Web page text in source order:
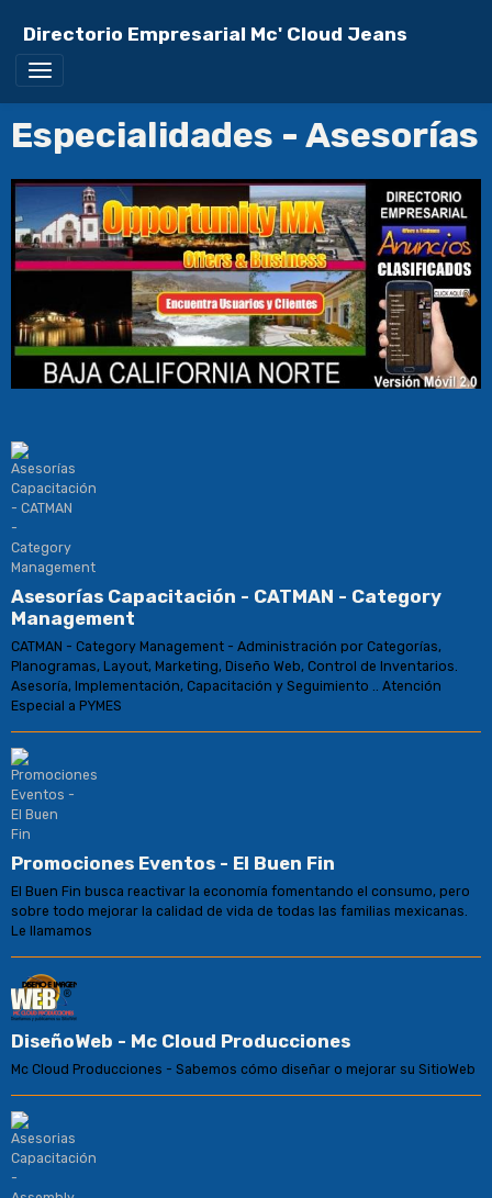
Directorio Empresarial Mc' Cloud Jeans
Especialidades - Asesorías
Asesorías Capacitación - CATMAN - Category
Management
CATMAN - Category Management - Administración por Categorías,
Planogramas, Layout, Marketing, Diseño Web, Control de Inventarios.
Asesoría, Implementación, Capacitación y Seguimiento .. Atención
Especial a PYMES
Promociones Eventos - El Buen Fin
El Buen Fin busca reactivar la economía fomentando el consumo, pero
sobre todo mejorar la calidad de vida de todas las familias mexicanas.
Le llamamos
DiseñoWeb - Mc Cloud Producciones
Mc Cloud Producciones - Sabemos cómo diseñar o mejorar su SitioWeb